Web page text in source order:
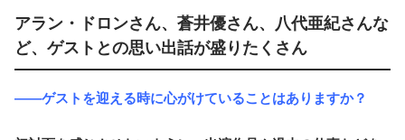
アラン・ドロンさん、蒼井優さん、八代亜紀さんな
ど、ゲストとの思い出話が盛りたくさん
――ゲストを迎える時に心がけていることはありますか？